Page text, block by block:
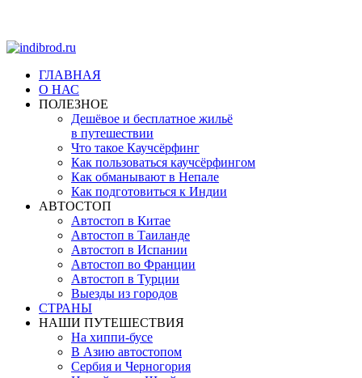
ГЛАВНАЯ
О НАС
ПОЛЕЗНОЕ
Дешёвое и бесплатное жильё
в путешествии
Что такое Каучсёрфинг
Как пользоваться каучсёрфингом
Как обманывают в Непале
Как подготовиться к Индии
АВТОСТОП
Автостоп в Китае
Автостоп в Таиланде
Автостоп в Испании
Автостоп во Франции
Автостоп в Турции
Выезды из городов
СТРАНЫ
НАШИ ПУТЕШЕСТВИЯ
На хиппи-бусе
В Азию автостопом
Сербия и Черногория